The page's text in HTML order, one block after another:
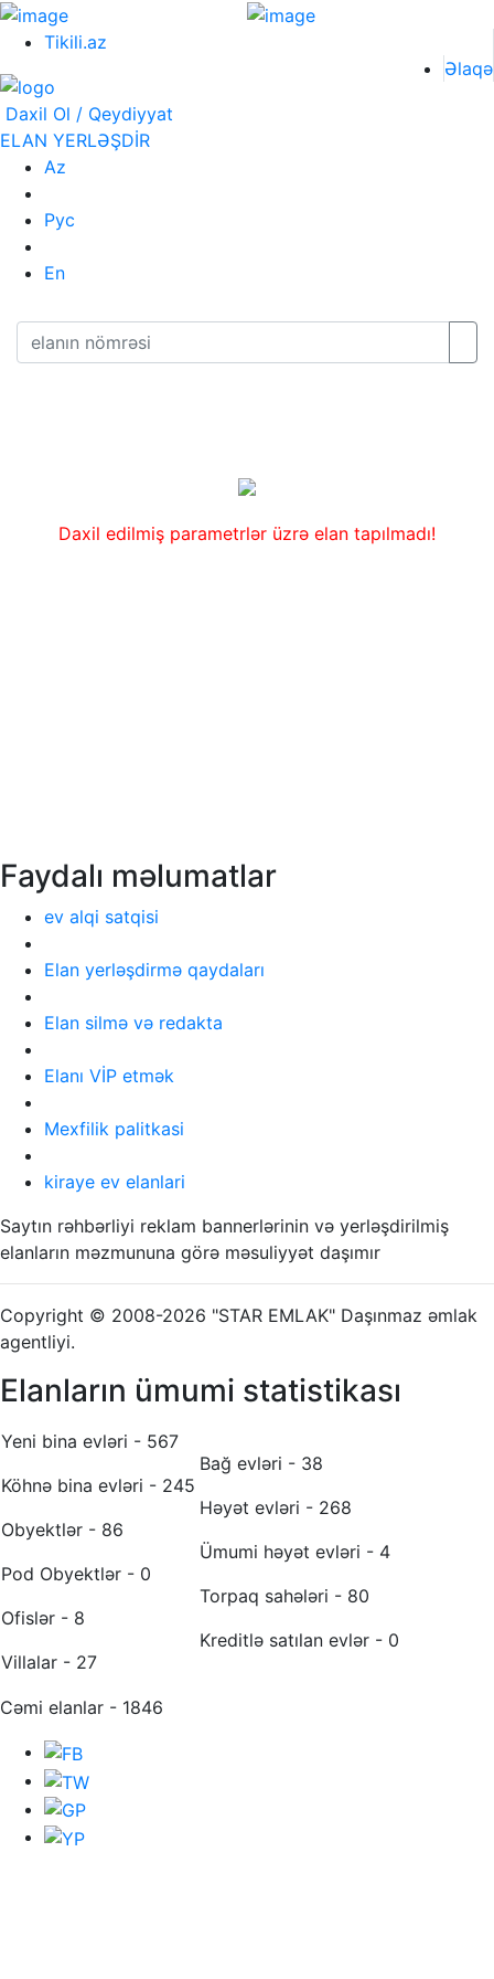
Tikili.az
Əlaqə
Daxil Ol / Qeydiyyat
ELAN YERLƏŞDİR
Az
Рус
En
Daxil edilmiş parametrlər üzrə elan tapılmadı!
Faydalı məlumatlar
ev alqi satqisi
Elan yerləşdirmə qaydaları
Elan silmə və redakta
Elanı VİP etmək
Mexfilik palitkasi
kiraye ev elanlari
Saytın rəhbərliyi reklam bannerlərinin və yerləşdirilmiş
elanların məzmununa görə məsuliyyət daşımır
Copyright © 2008-2026 "STAR EMLAK" Daşınmaz əmlak
agentliyi.
Elanların ümumi statistikası
Yeni bina evləri - 567
Köhnə bina evləri - 245
Obyektlər - 86
Pod Obyektlər - 0
Ofislər - 8
Villalar - 27
Bağ evləri - 38
Həyət evləri - 268
Ümumi həyət evləri - 4
Torpaq sahələri - 80
Kreditlə satılan evlər - 0
Cəmi elanlar - 1846